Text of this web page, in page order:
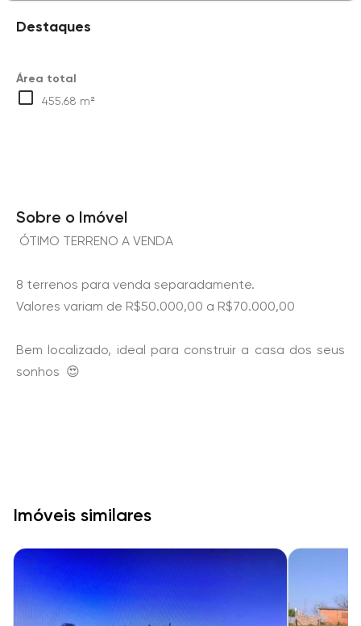
Destaques
Área total
455.68 m²
Sobre o Imóvel
ÓTIMO TERRENO A VENDA
8 terrenos para venda separadamente.
Valores variam de R$50.000,00 a R$70.000,00
Bem localizado, ideal para construir a casa dos seus
sonhos 😍
Imóveis similares